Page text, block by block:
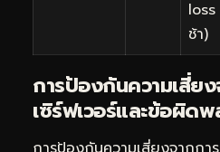
loss
ช้า)
การป้องกันความเสี่ย
เซิร์ฟเวอร์และข้อผิด